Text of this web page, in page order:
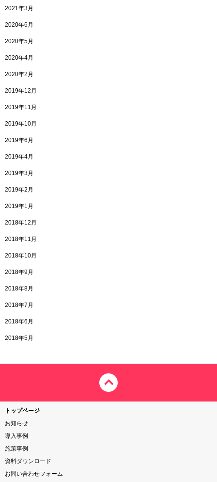
2021年3月
2020年6月
2020年5月
2020年4月
2020年2月
2019年12月
2019年11月
2019年10月
2019年6月
2019年4月
2019年3月
2019年2月
2019年1月
2018年12月
2018年11月
2018年10月
2018年9月
2018年8月
2018年7月
2018年6月
2018年5月
トップページ
お知らせ
導入事例
施策事例
資料ダウンロード
お問い合わせフォーム